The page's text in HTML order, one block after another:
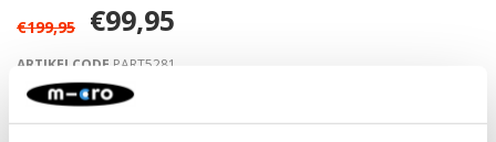
€199,95 €99,95
ARTIKELCODE PART5281